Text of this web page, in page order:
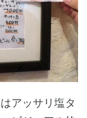
アッサリ塩タ